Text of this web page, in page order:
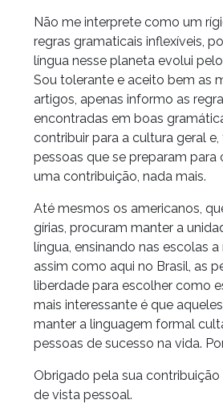
Não me interprete como um
regras gramaticais inflexíveis,
língua nesse planeta evolui
Sou tolerante e aceito bem as
artigos, apenas informo as
encontradas em boas
contribuir para a cultura geral
pessoas que se preparam para
uma contribuição, nada mais.
Até mesmos os americanos,
gírias, procuram manter a
língua, ensinando nas escolas
assim como aqui no Brasil, as
liberdade para escolher como
mais interessante é que
manter a linguagem formal
pessoas de sucesso na vida.
Obrigado pela sua
de vista pessoal.